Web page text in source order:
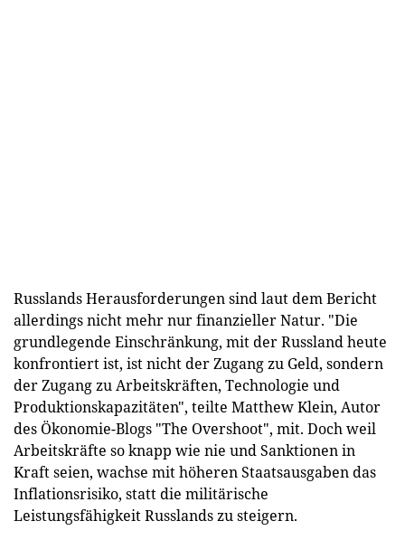
Russlands Herausforderungen sind laut dem Bericht
allerdings nicht mehr nur finanzieller Natur. "Die
grundlegende Einschränkung, mit der Russland heute
konfrontiert ist, ist nicht der Zugang zu Geld, sondern
der Zugang zu Arbeitskräften, Technologie und
Produktionskapazitäten", teilte Matthew Klein, Autor
des Ökonomie-Blogs "The Overshoot", mit. Doch weil
Arbeitskräfte so knapp wie nie und Sanktionen in
Kraft seien, wachse mit höheren Staatsausgaben das
Inflationsrisiko, statt die militärische
Leistungsfähigkeit Russlands zu steigern.